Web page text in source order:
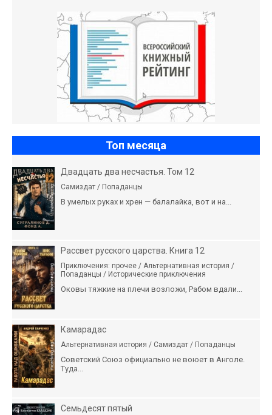
Топ месяца
Двадцать два несчастья. Том 12
Самиздат / Попаданцы
В умелых руках и хрен — балалайка, вот и на...
Рассвет русского царства. Книга 12
Приключения: прочее / Альтернативная история /
Попаданцы / Исторические приключения
Оковы тяжкие на плечи возложи, Рабом вдали...
Камарадас
Альтернативная история / Самиздат / Попаданцы
Советский Союз официально не воюет в Анголе.
Туда...
Семьдесят пятый